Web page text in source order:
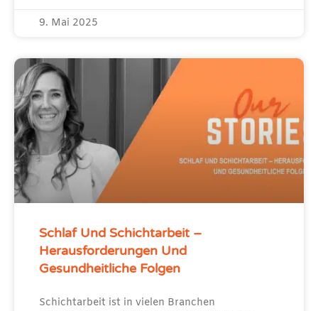
9. Mai 2025
Schlaf Und Schichtarbeit –
Herausforderungen Und
Gesundheitliche Folgen
Schichtarbeit ist in vielen Branchen